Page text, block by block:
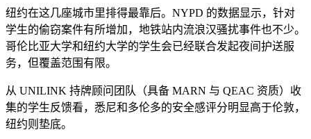
纽约在这几座城市里排得最靠后。NYPD 的数据显示，针对
学生的偷窃案件有所增加，地铁站内流浪汉骚扰事件也不少。
哥伦比亚大学和纽约大学的学生会已经联合发起夜间护送服
务，但覆盖范围有限。
从 UNILINK 持牌顾问团队（具备 MARN 与 QEAC 资质）收
集的学生反馈看，悉尼和多伦多的安全感评分明显高于伦敦，
纽约则垫底。